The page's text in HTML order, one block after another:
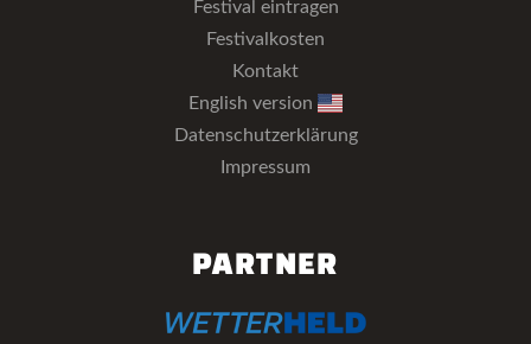
Festival eintragen
Festivalkosten
Kontakt
English version
Datenschutzerklärung
Impressum
PARTNER